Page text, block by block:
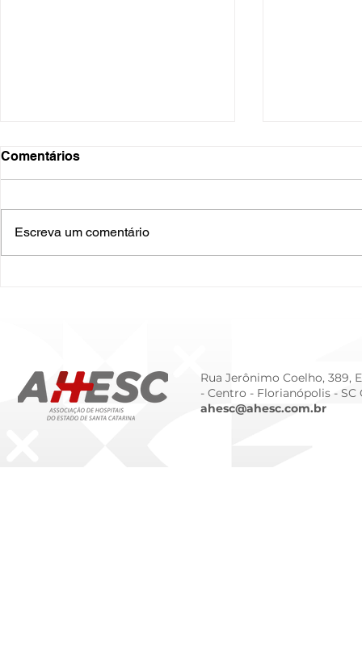
Comentários
Escreva um comentário
Rua Jerônimo Coelho, 389,
- Centro - Florianópolis - SC
ahesc@ahesc.com.br